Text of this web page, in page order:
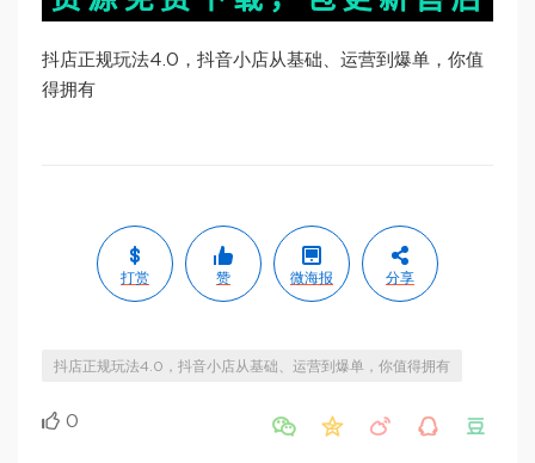
抖店正规玩法4.0，抖音小店从基础、运营到爆单，你值
得拥有
打赏 赞 微海报 分享
抖店正规玩法4.0，抖音小店从基础、运营到爆单，你值得拥有
0     